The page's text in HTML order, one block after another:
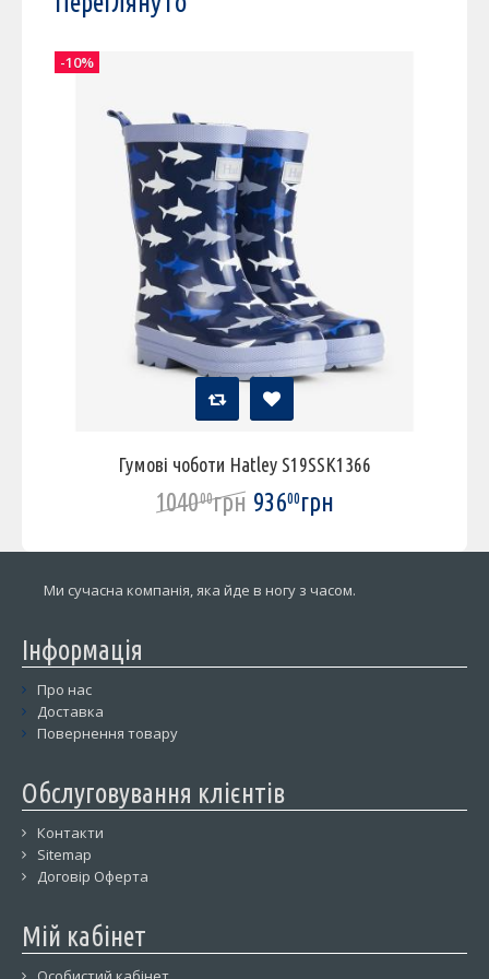
Гумові чоботи Hatley S19SSK1366
104000грн 93600грн
-10%
Ми сучасна компанія, яка йде в ногу з часом.
Інформація
Про нас
Доставка
Повернення товару
Обслуговування клієнтів
Контакти
Sitemap
Договір Оферта
Мій кабінет